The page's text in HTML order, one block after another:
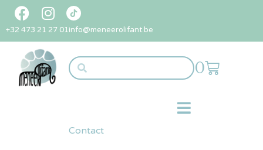
+32 473 21 27 01info@meneerolifant.be
0
Contact